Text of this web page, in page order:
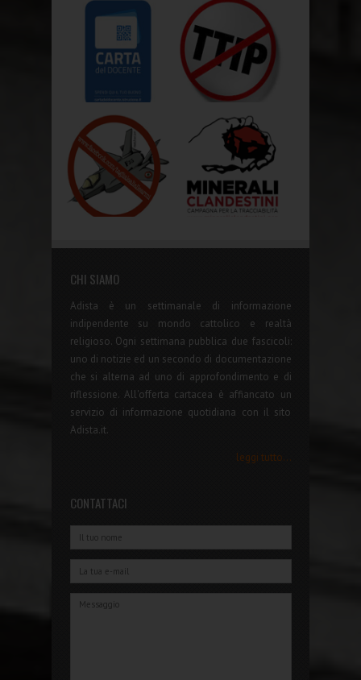
CHI SIAMO
Adista è un settimanale di informazione
indipendente su mondo cattolico e realtà
religioso. Ogni settimana pubblica due fascicoli:
uno di notizie ed un secondo di documentazione
che si alterna ad uno di approfondimento e di
riflessione. All'offerta cartacea è affiancato un
servizio di informazione quotidiana con il sito
Adista.it.
leggi tutto...
CONTATTACI